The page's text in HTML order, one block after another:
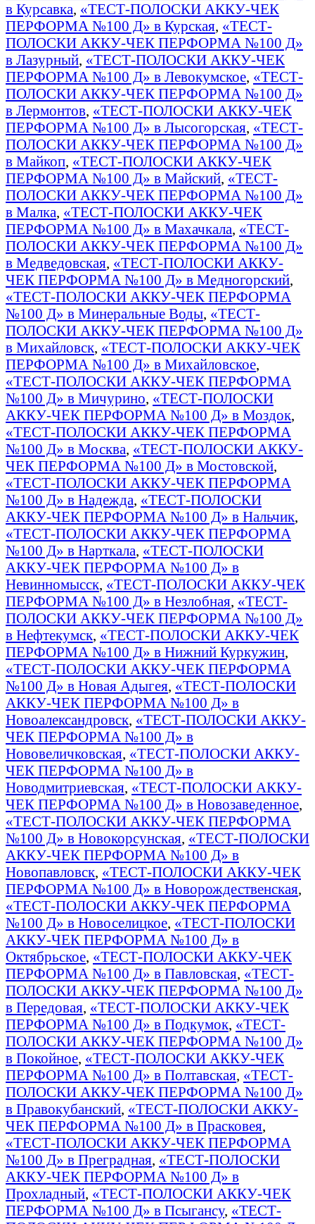
в Курсавка, «ТЕСТ-ПОЛОСКИ АККУ-ЧЕК
ПЕРФОРМА №100 Д» в Курская, «ТЕСТ-
ПОЛОСКИ АККУ-ЧЕК ПЕРФОРМА №100 Д»
в Лазурный, «ТЕСТ-ПОЛОСКИ АККУ-ЧЕК
ПЕРФОРМА №100 Д» в Левокумское, «ТЕСТ-
ПОЛОСКИ АККУ-ЧЕК ПЕРФОРМА №100 Д»
в Лермонтов, «ТЕСТ-ПОЛОСКИ АККУ-ЧЕК
ПЕРФОРМА №100 Д» в Лысогорская, «ТЕСТ-
ПОЛОСКИ АККУ-ЧЕК ПЕРФОРМА №100 Д»
в Майкоп, «ТЕСТ-ПОЛОСКИ АККУ-ЧЕК
ПЕРФОРМА №100 Д» в Майский, «ТЕСТ-
ПОЛОСКИ АККУ-ЧЕК ПЕРФОРМА №100 Д»
в Малка, «ТЕСТ-ПОЛОСКИ АККУ-ЧЕК
ПЕРФОРМА №100 Д» в Махачкала, «ТЕСТ-
ПОЛОСКИ АККУ-ЧЕК ПЕРФОРМА №100 Д»
в Медведовская, «ТЕСТ-ПОЛОСКИ АККУ-
ЧЕК ПЕРФОРМА №100 Д» в Медногорский,
«ТЕСТ-ПОЛОСКИ АККУ-ЧЕК ПЕРФОРМА
№100 Д» в Минеральные Воды, «ТЕСТ-
ПОЛОСКИ АККУ-ЧЕК ПЕРФОРМА №100 Д»
в Михайловск, «ТЕСТ-ПОЛОСКИ АККУ-ЧЕК
ПЕРФОРМА №100 Д» в Михайловское,
«ТЕСТ-ПОЛОСКИ АККУ-ЧЕК ПЕРФОРМА
№100 Д» в Мичурино, «ТЕСТ-ПОЛОСКИ
АККУ-ЧЕК ПЕРФОРМА №100 Д» в Моздок,
«ТЕСТ-ПОЛОСКИ АККУ-ЧЕК ПЕРФОРМА
№100 Д» в Москва, «ТЕСТ-ПОЛОСКИ АККУ-
ЧЕК ПЕРФОРМА №100 Д» в Мостовской,
«ТЕСТ-ПОЛОСКИ АККУ-ЧЕК ПЕРФОРМА
№100 Д» в Надежда, «ТЕСТ-ПОЛОСКИ
АККУ-ЧЕК ПЕРФОРМА №100 Д» в Нальчик,
«ТЕСТ-ПОЛОСКИ АККУ-ЧЕК ПЕРФОРМА
№100 Д» в Нарткала, «ТЕСТ-ПОЛОСКИ
АККУ-ЧЕК ПЕРФОРМА №100 Д» в
Невинномысск, «ТЕСТ-ПОЛОСКИ АККУ-ЧЕК
ПЕРФОРМА №100 Д» в Незлобная, «ТЕСТ-
ПОЛОСКИ АККУ-ЧЕК ПЕРФОРМА №100 Д»
в Нефтекумск, «ТЕСТ-ПОЛОСКИ АККУ-ЧЕК
ПЕРФОРМА №100 Д» в Нижний Куркужин,
«ТЕСТ-ПОЛОСКИ АККУ-ЧЕК ПЕРФОРМА
№100 Д» в Новая Адыгея, «ТЕСТ-ПОЛОСКИ
АККУ-ЧЕК ПЕРФОРМА №100 Д» в
Новоалександровск, «ТЕСТ-ПОЛОСКИ АККУ-
ЧЕК ПЕРФОРМА №100 Д» в
Нововеличковская, «ТЕСТ-ПОЛОСКИ АККУ-
ЧЕК ПЕРФОРМА №100 Д» в
Новодмитриевская, «ТЕСТ-ПОЛОСКИ АККУ-
ЧЕК ПЕРФОРМА №100 Д» в Новозаведенное,
«ТЕСТ-ПОЛОСКИ АККУ-ЧЕК ПЕРФОРМА
№100 Д» в Новокорсунская, «ТЕСТ-ПОЛОСКИ
АККУ-ЧЕК ПЕРФОРМА №100 Д» в
Новопавловск, «ТЕСТ-ПОЛОСКИ АККУ-ЧЕК
ПЕРФОРМА №100 Д» в Новорождественская,
«ТЕСТ-ПОЛОСКИ АККУ-ЧЕК ПЕРФОРМА
№100 Д» в Новоселицкое, «ТЕСТ-ПОЛОСКИ
АККУ-ЧЕК ПЕРФОРМА №100 Д» в
Октябрьское, «ТЕСТ-ПОЛОСКИ АККУ-ЧЕК
ПЕРФОРМА №100 Д» в Павловская, «ТЕСТ-
ПОЛОСКИ АККУ-ЧЕК ПЕРФОРМА №100 Д»
в Передовая, «ТЕСТ-ПОЛОСКИ АККУ-ЧЕК
ПЕРФОРМА №100 Д» в Подкумок, «ТЕСТ-
ПОЛОСКИ АККУ-ЧЕК ПЕРФОРМА №100 Д»
в Покойное, «ТЕСТ-ПОЛОСКИ АККУ-ЧЕК
ПЕРФОРМА №100 Д» в Полтавская, «ТЕСТ-
ПОЛОСКИ АККУ-ЧЕК ПЕРФОРМА №100 Д»
в Правокубанский, «ТЕСТ-ПОЛОСКИ АККУ-
ЧЕК ПЕРФОРМА №100 Д» в Прасковея,
«ТЕСТ-ПОЛОСКИ АККУ-ЧЕК ПЕРФОРМА
№100 Д» в Преградная, «ТЕСТ-ПОЛОСКИ
АККУ-ЧЕК ПЕРФОРМА №100 Д» в
Прохладный, «ТЕСТ-ПОЛОСКИ АККУ-ЧЕК
ПЕРФОРМА №100 Д» в Псыгансу, «ТЕСТ-